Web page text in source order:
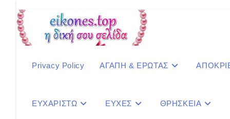
content
Privacy Policy ΑΓΑΠΗ & ΕΡΩΤΑΣ
ΕΥΧΑΡΙΣΤΩ ΕΥΧΕΣ ΘΡΗΣΚΕΙΑ